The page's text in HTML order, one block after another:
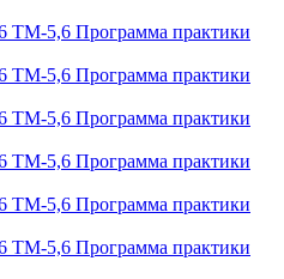
ТМ-5,6 Программа практики
ТМ-5,6 Программа практики
ТМ-5,6 Программа практики
ТМ-5,6 Программа практики
ТМ-5,6 Программа практики
ТМ-5,6 Программа практики